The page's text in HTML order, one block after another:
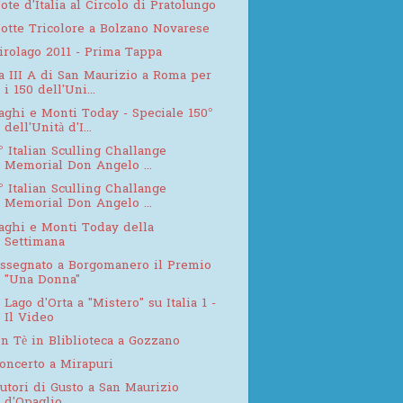
d'Italia al Circolo di Pratolungo
Tricolore a Bolzano Novarese
2011 - Prima Tappa
III A di San Maurizio a Roma per
i 150 dell'Uni...
e Monti Today - Speciale 150°
dell'Unità d'I...
Italian Sculling Challange
Memorial Don Angelo ...
Italian Sculling Challange
Memorial Don Angelo ...
e Monti Today della
Settimana
a Borgomanero il Premio
"Una Donna"
d'Orta a "Mistero" su Italia 1 -
Il Video
Tè in Bliblioteca a Gozzano
a Mirapuri
di Gusto a San Maurizio